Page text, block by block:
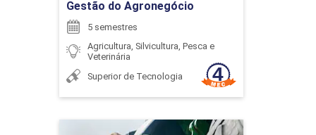
NEGÓCIOSGestão do Agronegócio
5 semestres
Agricultura, Silvicultura, Pesca e
Veterinária
Superior de Tecnologia